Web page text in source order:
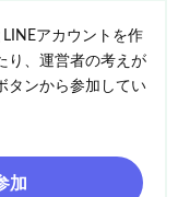
アカウントを作
り、運営者の考えが
タンから参加してい
加